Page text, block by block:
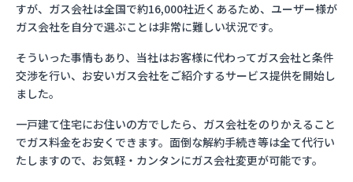
すが、ガス会社は全国で約16,000社近くあるため、ユーザー様が
ガス会社を自分で選ぶことは非常に難しい状況です。
そういった事情もあり、当社はお客様に代わってガス会社と条件
交渉を行い、お安いガス会社をご紹介するサービス提供を開始し
ました。
一戸建て住宅にお住いの方でしたら、ガス会社をのりかえること
でガス料金をお安くできます。面倒な解約手続き等は全て代行い
たしますので、お気軽・カンタンにガス会社変更が可能です。